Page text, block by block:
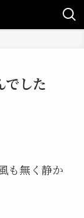
でした
も無く静か